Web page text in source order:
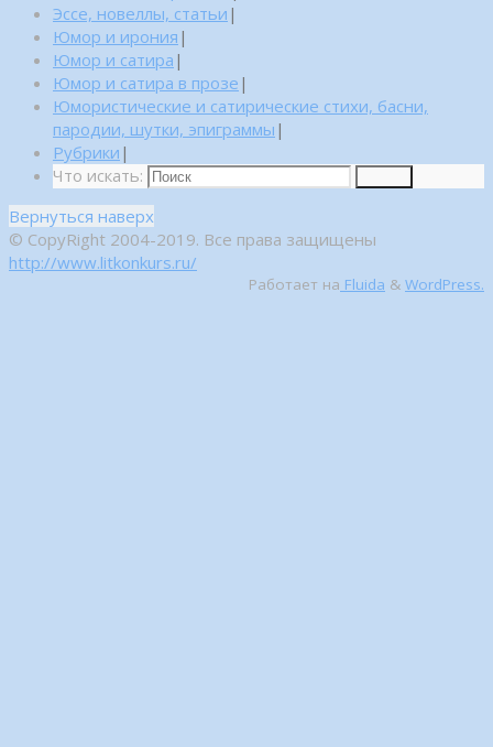
Эссе, новеллы, статьи |
Юмор и ирония |
Юмор и сатира |
Юмор и сатира в прозе |
Юмористические и сатирические стихи, басни,
пародии, шутки, эпиграммы |
Рубрики |
Что искать:
Вернуться наверх
© CopyRight 2004-2019. Все права защищены
http://www.litkonkurs.ru/
Работает на Fluida & WordPress.